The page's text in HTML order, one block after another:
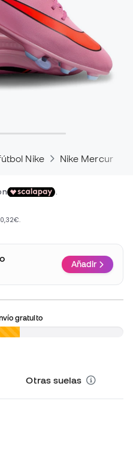
Nike Nike Mercurial
Añadir
gratuito
Otras suelas